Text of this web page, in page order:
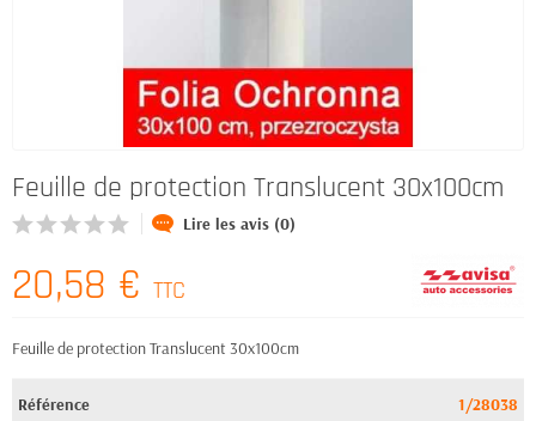
Feuille de protection Translucent 30x100cm
Lire les avis (0)
20,58 € TTC
Feuille de protection Translucent 30x100cm
Référence 1/28038